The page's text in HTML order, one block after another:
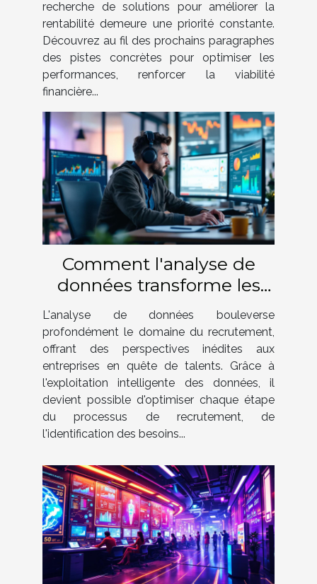
recherche de solutions pour améliorer la
rentabilité demeure une priorité constante.
Découvrez au fil des prochains paragraphes
des pistes concrètes pour optimiser les
performances, renforcer la viabilité
financière...
Comment l'analyse de
données transforme les
stratégies de recrutement
?
L'analyse de données bouleverse
profondément le domaine du recrutement,
offrant des perspectives inédites aux
entreprises en quête de talents. Grâce à
l'exploitation intelligente des données, il
devient possible d'optimiser chaque étape
du processus de recrutement, de
l'identification des besoins...